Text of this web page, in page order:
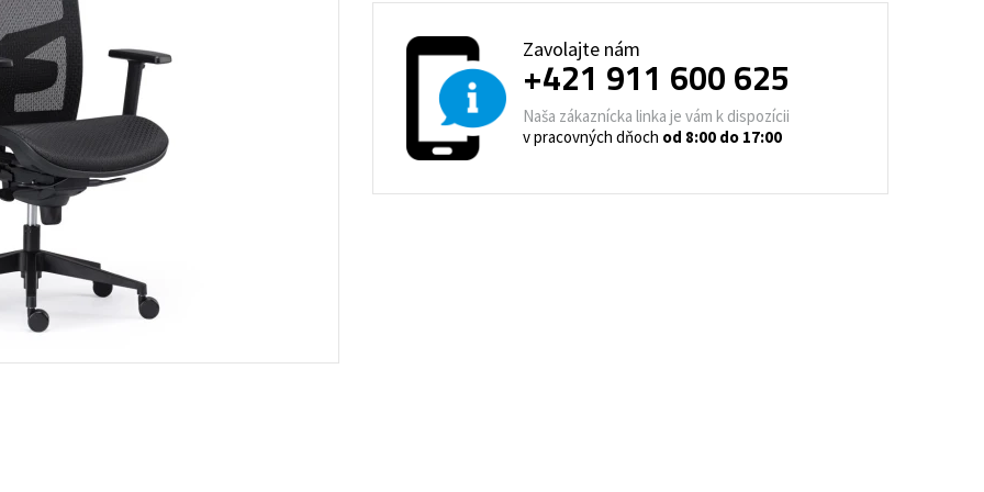
ležadlá
Nemocničné postele
Prebaľovacie pulty
Infúzne stojany
určením
Stojany s košmi
a odpadu
žiariče
Dielenské vozíky a kontajnery
stop prevádzky
Stoličky pre gastro a horeca
Stoličky, kreslá a sedenie Barové stoličky
stoličky
Zavolajte nám
+421 911 600 625
Naša zákaznícka linka je vám k dispozícii
v pracovných dňoch od 8:00 do 17:00